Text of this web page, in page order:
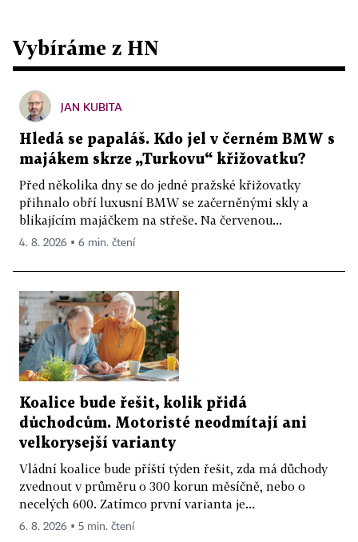
Vybíráme z HN
JAN KUBITA
Hledá se papaláš. Kdo jel v černém BMW s
majákem skrze „Turkovu“ křižovatku?
Před několika dny se do jedné pražské křižovatky
přihnalo obří luxusní BMW se začerněnými skly a
blikajícím majáčkem na střeše. Na červenou...
4. 8. 2026 ▪ 6 min. čtení
Koalice bude řešit, kolik přidá
důchodcům. Motoristé neodmítají ani
velkorysejší varianty
Vládní koalice bude příští týden řešit, zda má důchody
zvednout v průměru o 300 korun měsíčně, nebo o
necelých 600. Zatímco první varianta je...
6. 8. 2026 ▪ 5 min. čtení